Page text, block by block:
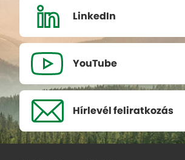
LinkedIn
YouTube
Hírlevél feliratkozás